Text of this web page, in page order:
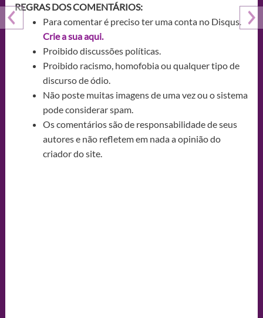
REGRAS DOS COMENTÁRIOS:
Para comentar é preciso ter uma conta no Disqus.
Crie a sua aqui.
Proibido discussões políticas.
Proibido racismo, homofobia ou qualquer tipo de
discurso de ódio.
Não poste muitas imagens de uma vez ou o sistema
pode considerar spam.
Os comentários são de responsabilidade de seus
autores e não refletem em nada a opinião do
criador do site.